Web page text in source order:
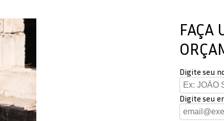
FAÇA
Digite seu
Digite seu